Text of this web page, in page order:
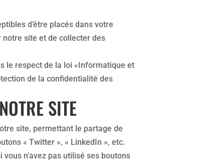
d’être placés dans votre
notre site et de collecter des
le respect de la loi «Informatique et
de la confidentialité des
SITE
site, permettant le partage de
« Twitter », « LinkedIn », etc.
n’avez pas utilisé ses boutons